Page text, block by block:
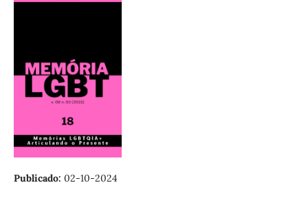
Publicado: 02-10-2024